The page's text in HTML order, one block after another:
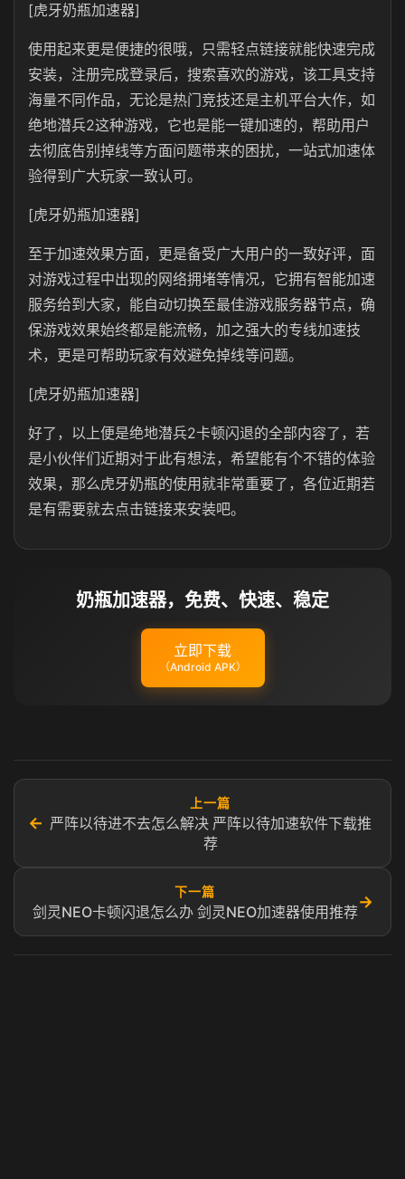
[虎牙奶瓶加速器]
使用起来更是便捷的很哦，只需轻点链接就能快速完成
安装，注册完成登录后，搜索喜欢的游戏，该工具支持
海量不同作品，无论是热门竞技还是主机平台大作，如
绝地潜兵2这种游戏，它也是能一键加速的，帮助用户
去彻底告别掉线等方面问题带来的困扰，一站式加速体
验得到广大玩家一致认可。
[虎牙奶瓶加速器]
至于加速效果方面，更是备受广大用户的一致好评，面
对游戏过程中出现的网络拥堵等情况，它拥有智能加速
服务给到大家，能自动切换至最佳游戏服务器节点，确
保游戏效果始终都是能流畅，加之强大的专线加速技
术，更是可帮助玩家有效避免掉线等问题。
[虎牙奶瓶加速器]
好了，以上便是绝地潜兵2卡顿闪退的全部内容了，若
是小伙伴们近期对于此有想法，希望能有个不错的体验
效果，那么虎牙奶瓶的使用就非常重要了，各位近期若
是有需要就去点击链接来安装吧。
奶瓶加速器，免费、快速、稳定
立即下载
（Android APK）
←
上一篇
严阵以待进不去怎么解决 严阵以待加速软件下载推
荐
下一篇
剑灵NEO卡顿闪退怎么办 剑灵NEO加速器使用推荐
→